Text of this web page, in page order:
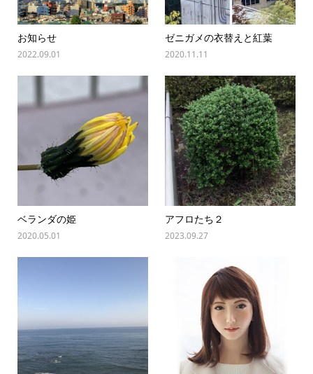
お知らせ
2022.09.01
ゼニガメの衣替えと紅葉
2020.11.11
ベランダの姫
2020.05.01
アフロたち２
2023.09.27